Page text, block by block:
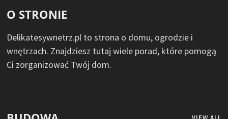
O STRONIE
Delikatesywnetrz.pl to strona o domu, ogrodzie i
wnętrzach. Znajdziesz tutaj wiele porad, które pomogą
Ci zorganizować Twój dom.